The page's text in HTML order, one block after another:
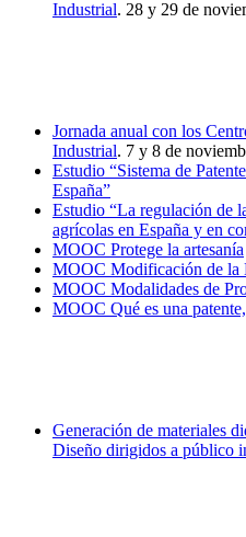
Industrial. 28 y 29 de
Jornada anual con los
Industrial. 7 y 8 de
Estudio “Sistema de
España”
Estudio “La regulación de
agrícolas en España y en
MOOC Protege la artesanía
MOOC Modificación de la
MOOC Modalidades de
MOOC Qué es una
Generación de materiales
Diseño dirigidos a público